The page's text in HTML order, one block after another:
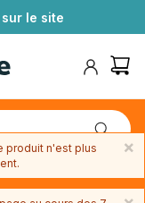
le site
en 4x sans frais
×
produit n'est plus